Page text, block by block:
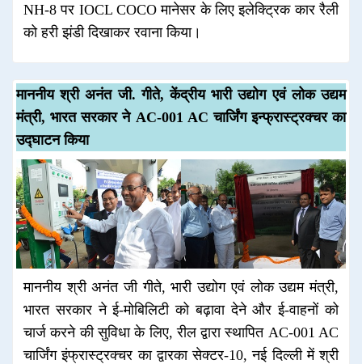
NH-8 पर IOCL COCO मानेसर के लिए इलेक्ट्रिक कार रैली
को हरी झंडी दिखाकर रवाना किया।
माननीय श्री अनंत जी. गीते, केंद्रीय भारी उद्योग एवं लोक उद्यम
मंत्री, भारत सरकार ने AC-001 AC चार्जिंग इन्फ्रास्ट्रक्चर का
उद्घाटन किया
माननीय श्री अनंत जी गीते, भारी उद्योग एवं लोक उद्यम मंत्री,
भारत सरकार ने ई-मोबिलिटी को बढ़ावा देने और ई-वाहनों को
चार्ज करने की सुविधा के लिए, रील द्वारा स्थापित AC-001 AC
चार्जिंग इंफ्रास्ट्रक्चर का द्वारका सेक्टर-10, नई दिल्ली में श्री